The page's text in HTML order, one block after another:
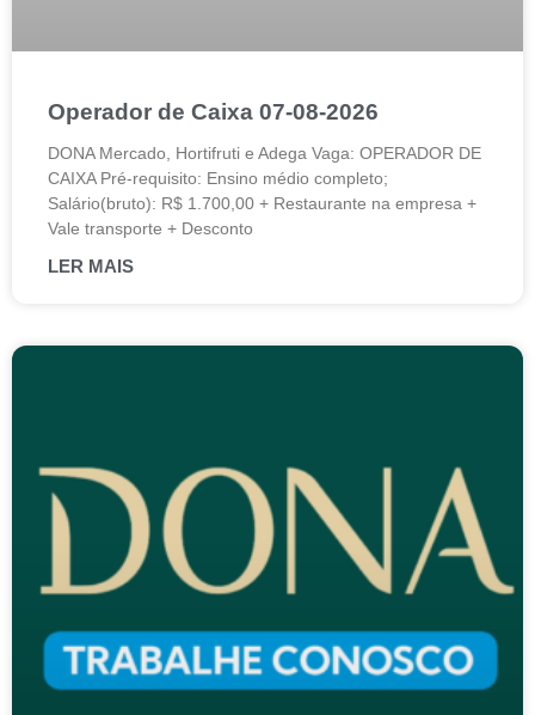
Operador de Caixa 07-08-2026
DONA Mercado, Hortifruti e Adega Vaga: OPERADOR DE
CAIXA Pré-requisito: Ensino médio completo;
Salário(bruto): R$ 1.700,00 + Restaurante na empresa +
Vale transporte + Desconto
LER MAIS